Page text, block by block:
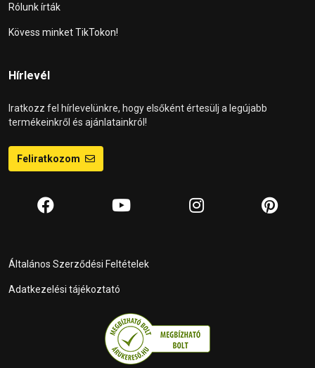
Rólunk írták
Kövess minket TikTokon!
Hírlevél
Iratkozz fel hírlevelünkre, hogy elsőként értesülj a legújabb
termékeinkről és ajánlatainkról!
Feliratkozom
Általános Szerződési Feltételek
Adatkezelési tájékoztató